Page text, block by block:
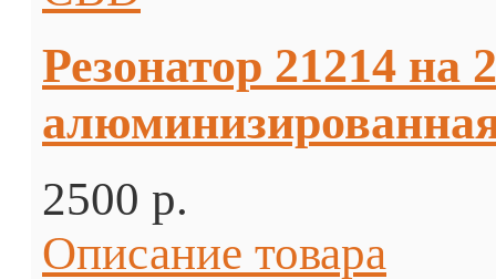
Резонатор 21214 на
2500 p.
Описание товара